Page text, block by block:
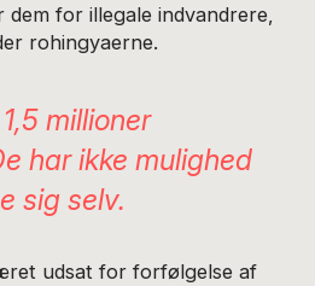
for illegale indvandrere,
rohingyaerne.
millioner
har ikke mulighed
sig selv.
udsat for forfølgelse af